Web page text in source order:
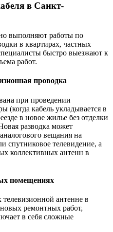
в Санкт-
выполняют работы по
в квартирах, частных
быстро выезжают к
работ.
проводка
при проведении
(когда кабель укладывается в
в новое жилье без отделки
разводка может
вещания на
спутниковое телевидение, а
коллективных антенн в
помещениях
антенне в
ремонтных работ,
в себя сложные